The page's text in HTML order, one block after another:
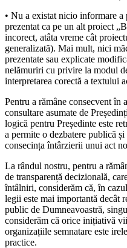
• Nu a existat nicio informare
prezentat ca pe un alt proiect
incorect, atâta vreme cât
generalizată). Mai mult, nici
prezentate sau explicate
nelămuriri cu privire la modul
interpretarea corectă a textului
Pentru a rămâne consecvent în
consultare asumate de
logică pentru Președinte este
a permite o dezbatere publică
consecința întârzierii unui act
La rândul nostru, pentru a
de transparență decizională,
întâlniri, considerăm că, în
legii este mai importantă decât
public de Dumneavoastră,
considerăm că orice inițiativă
organizațiile semnatare este
practice.